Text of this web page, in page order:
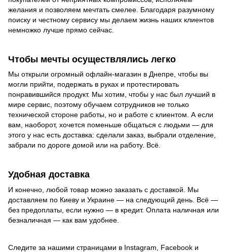
желания и позволяем мечтать смелее. Благодаря разумному
поиску и честному сервису мы делаем жизнь наших клиентов
немножко лучше прямо сейчас.
Чтобы мечты осуществлялись легко
Мы открыли огромный офлайн-магазин в Днепре, чтобы вы
могли прийти, подержать в руках и протестировать
понравившийся продукт. Мы хотим, чтобы у нас был лучший в
мире сервис, поэтому обучаем сотрудников не только
технической стороне работы, но и работе с клиентом. А если
вам, наоборот, хочется поменьше общаться с людьми — для
этого у нас есть доставка: сделали заказ, выбрали отделение,
забрали по дороге домой или на работу. Всё.
Удобная доставка
И конечно, любой товар можно заказать с доставкой. Мы
доставляем по Киеву и Украине — на следующий день. Всё —
без предоплаты, если нужно — в кредит. Оплата наличная или
безналичная — как вам удобнее.
Следите за нашими страницами в Instagram, Facebook и